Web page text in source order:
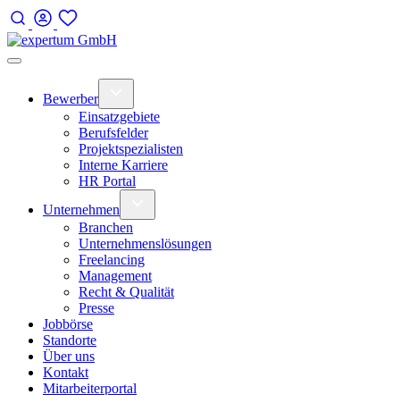
Bewerber
Einsatzgebiete
Berufsfelder
Projektspezialisten
Interne Karriere
HR Portal
Unternehmen
Branchen
Unternehmenslösungen
Freelancing
Management
Recht & Qualität
Presse
Jobbörse
Standorte
Über uns
Kontakt
Mitarbeiterportal